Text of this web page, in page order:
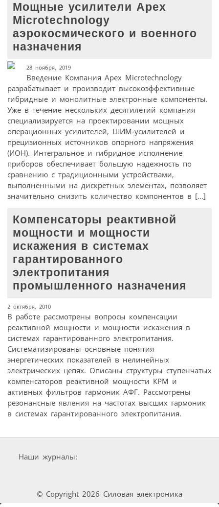
Мощные усилители Apex
Microtechnology
аэрокосмического и военного
назначения
28 ноября, 2019
Введение Компания Apex Microtechnology
разрабатывает и производит высокоэффективные
гибридные и монолитные электронные компоненты.
Уже в течение нескольких десятилетий компания
специализируется на проектировании мощных
операционных усилителей, ШИМ-усилителей и
прецизионных источников опорного напряжения
(ИОН). Интегральное и гибридное исполнение
приборов обеспечивает большую надежность по
сравнению с традиционными устройствами,
выполненными на дискретных элементах, позволяет
значительно снизить количество компонентов в […]
Компенсаторы реактивной
мощности и мощности
искажения в системах
гарантированного
электропитания
промышленного назначения
2 октября, 2010
В работе рассмотрены вопросы компенсации
реактивной мощности и мощности искажения в
системах гарантированного электропитания.
Систематизированы основные понятия
энергетических показателей в нелинейных
электрических цепях. Описаны структуры ступенчатых
компенсаторов реактивной мощности КРМ и
активных фильтров гармоник АФГ. Рассмотрены
резонансные явления на частотах высших гармоник
в системах гарантированного электропитания.
Наши журналы:
© Copyright 2026 Силовая электроника